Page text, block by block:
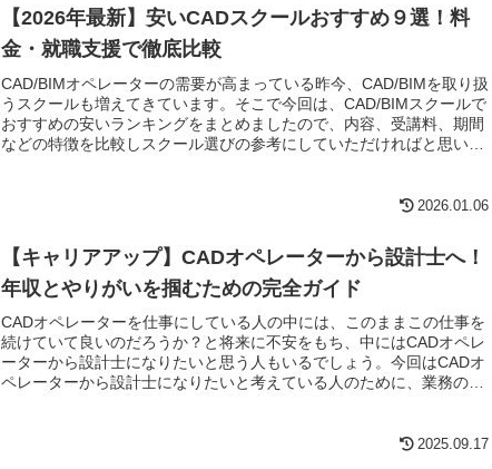
【2026年最新】安いCADスクールおすすめ９選！料
金・就職支援で徹底比較
CAD/BIMオペレーターの需要が高まっている昨今、CAD/BIMを取り扱
うスクールも増えてきています。そこで今回は、CAD/BIMスクールで
おすすめの安いランキングをまとめましたので、内容、受講料、期間
などの特徴を比較しスクール選びの参考にしていただければと思いま
2026.01.06
【キャリアアップ】CADオペレーターから設計士へ！
年収とやりがいを掴むための完全ガイド
CADオペレーターを仕事にしている人の中には、このままこの仕事を
続けていて良いのだろうか？と将来に不安をもち、中にはCADオペレ
ーターから設計士になりたいと思う人もいるでしょう。今回はCADオ
ペレーターから設計士になりたいと考えている人のために、業務の違
2025.09.17